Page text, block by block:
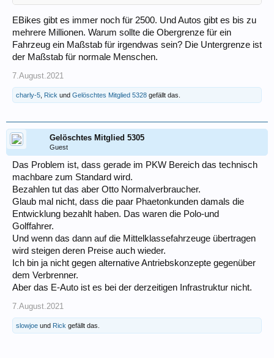
EBikes gibt es immer noch für 2500. Und Autos gibt es bis zu
mehrere Millionen. Warum sollte die Obergrenze für ein
Fahrzeug ein Maßstab für irgendwas sein? Die Untergrenze ist
der Maßstab für normale Menschen.
7.August.2021
charly-5 Rick und Gelöschtes Mitglied 5328 gefällt das.
Gelöschtes Mitglied 5305
Guest
Das Problem ist, dass gerade im PKW Bereich das technisch
machbare zum Standard wird.
Bezahlen tut das aber Otto Normalverbraucher.
Glaub mal nicht, dass die paar Phaetonkunden damals die
Entwicklung bezahlt haben. Das waren die Polo-und
Golffahrer.
Und wenn das dann auf die Mittelklassefahrzeuge übertragen
wird steigen deren Preise auch wieder.
Ich bin ja nicht gegen alternative Antriebskonzepte gegenüber
dem Verbrenner.
Aber das E-Auto ist es bei der derzeitigen Infrastruktur nicht.
7.August.2021
slowjoe und Rick gefällt das.